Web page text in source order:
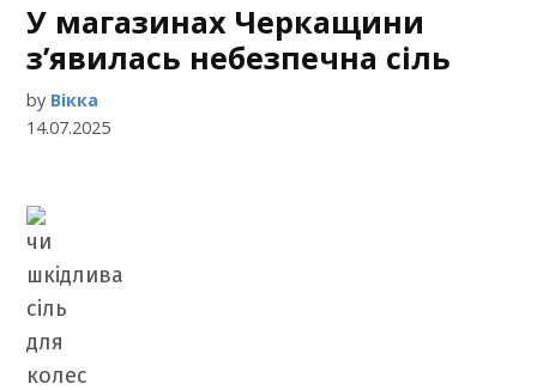
У магазинах Черкащини
з’явилась небезпечна сіль
by Вікка
14.07.2025